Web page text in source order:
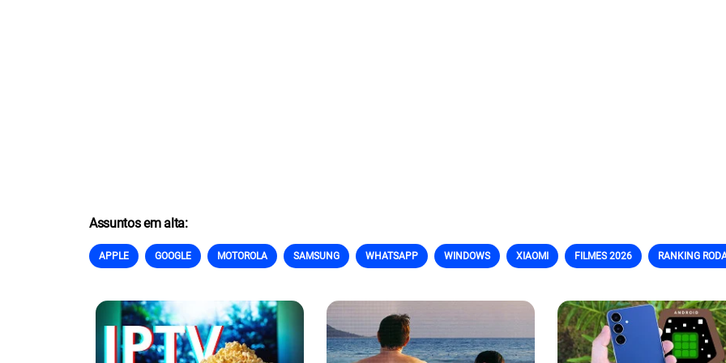
Assuntos em alta:
APPLE GOOGLE MOTOROLA SAMSUNG WHATSAPP WINDOWS XIAOMI FILMES 2026 RANKING